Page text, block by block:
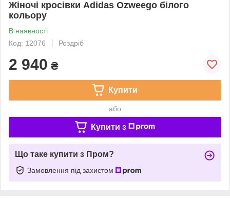
Жіночі кросівки Adidas Ozweego білого
кольору
В наявності
Код: 12076
Роздріб
2 940 ₴
Купити
або
Купити з
Що таке купити з Пром?
Замовлення під захистом